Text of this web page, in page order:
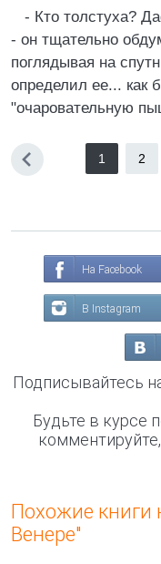
- Кто толстуха?
- он тщательно
поглядывая на
определил ее... как
"очаровательную
1 2
На Facebook
В Instagram
Подписывайтесь
Будьте в курсе
Похожие книги
Венере"